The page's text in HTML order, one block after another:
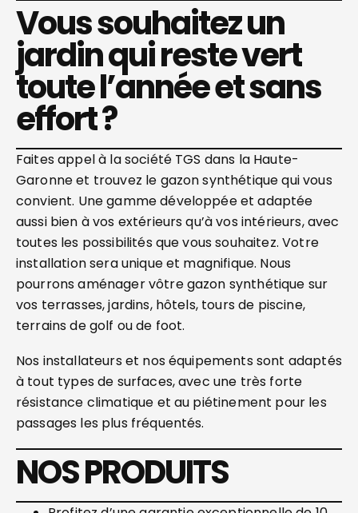
Vous souhaitez un
jardin qui reste vert
toute l’année et sans
effort ?
Faites appel à la société TGS dans la Haute-
Garonne et trouvez le gazon synthétique qui vous
convient. Une gamme développée et adaptée
aussi bien à vos extérieurs qu’à vos intérieurs, avec
toutes les possibilités que vous souhaitez. Votre
installation sera unique et magnifique. Nous
pourrons aménager vôtre gazon synthétique sur
vos terrasses, jardins, hôtels, tours de piscine,
terrains de golf ou de foot.
Nos installateurs et nos équipements sont adaptés
à tout types de surfaces, avec une très forte
résistance climatique et au piétinement pour les
passages les plus fréquentés.
NOS PRODUITS